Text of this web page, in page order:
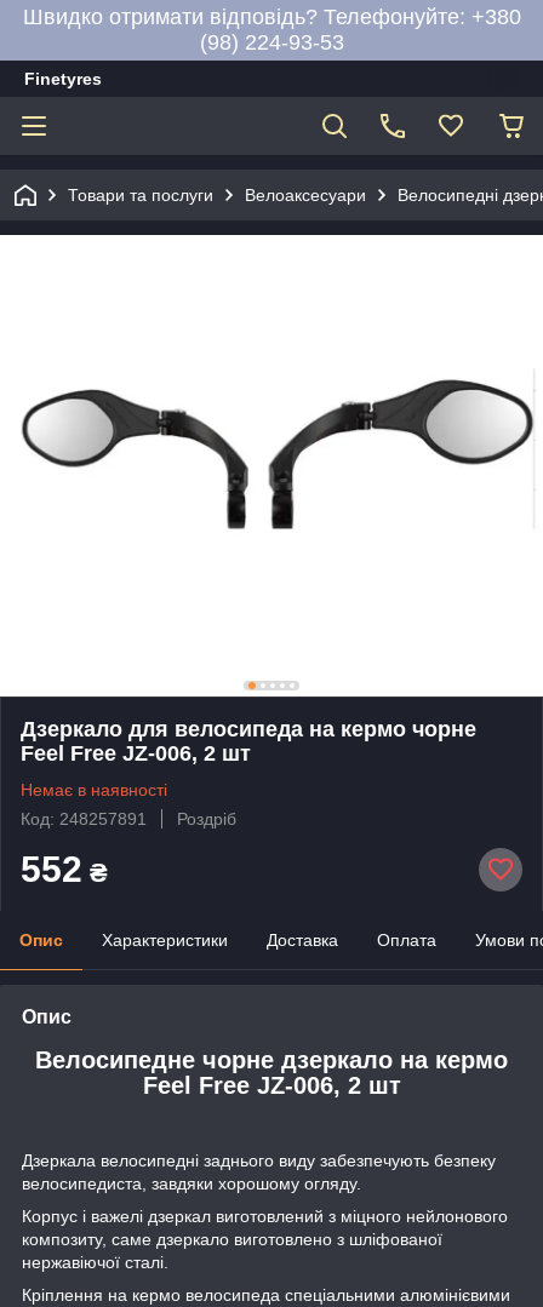
Швидко отримати відповідь? Телефонуйте: +380
(98) 224-93-53
Finetyres
Товари та послуги Велоаксесуари Велосипедні
Дзеркало для велосипеда на кермо чорне
Feel Free JZ-006, 2 шт
Немає в наявності
Код: 248257891
Роздріб
552 ₴
Опис Характеристики Доставка Оплата Умови
Опис
Велосипедне чорне дзеркало на кермо
Feel Free JZ-006, 2 шт
Дзеркала велосипедні заднього виду забезпечують безпеку
велосипедиста, завдяки хорошому огляду.
Корпус і важелі дзеркал виготовлений з міцного нейлонового
композиту, саме дзеркало виготовлено з шліфованої
нержавіючої сталі.
Кріплення на кермо велосипеда спеціальними алюмінієвими